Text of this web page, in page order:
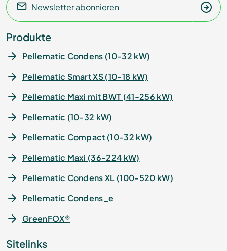
Newsletter abonnieren
Produkte
Pellematic Condens (10-32 kW)
Pellematic Smart XS (10-18 kW)
Pellematic Maxi mit BWT (41-256 kW)
Pellematic (10-32 kW)
Pellematic Compact (10-32 kW)
Pellematic Maxi (36-224 kW)
Pellematic Condens XL (100-520 kW)
Pellematic Condens_e
GreenFOX®
Sitelinks